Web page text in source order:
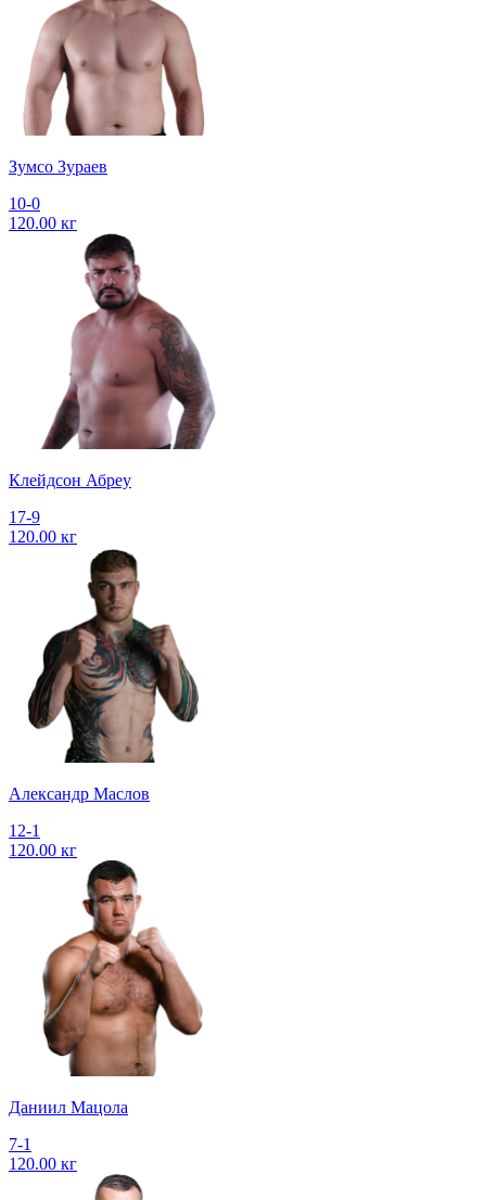
Зумсо Зураев
10-0
120.00 кг
Клейдсон Абреу
17-9
120.00 кг
Александр Маслов
12-1
120.00 кг
Даниил Мацола
7-1
120.00 кг